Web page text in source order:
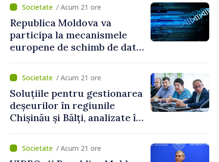
/ Acum 21 ore
Republica Moldova va
participa la mecanismele
europene de schimb de date
/ Acum 21 ore
Soluțiile pentru gestionarea
deșeurilor în regiunile
Chișinău și Bălți, analizate în
/ Acum 21 ore